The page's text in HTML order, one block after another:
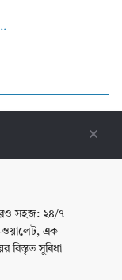
সহজ: ২৪/৭
ওয়ালেট, এক
বিস্তৃত সুবিধা